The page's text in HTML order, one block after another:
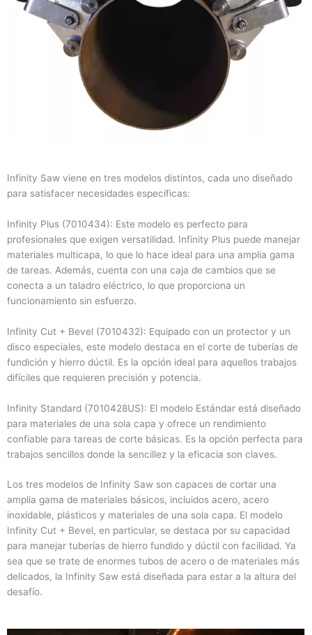
Infinity Saw viene en tres modelos distintos, cada uno diseñado
para satisfacer necesidades específicas:
Infinity Plus (7010434): Este modelo es perfecto para
profesionales que exigen versatilidad. Infinity Plus puede manejar
materiales multicapa, lo que lo hace ideal para una amplia gama
de tareas. Además, cuenta con una caja de cambios que se
conecta a un taladro eléctrico, lo que proporciona un
funcionamiento sin esfuerzo.
Infinity Cut + Bevel (7010432): Equipado con un protector y un
disco especiales, este modelo destaca en el corte de tuberías de
fundición y hierro dúctil. Es la opción ideal para aquellos trabajos
difíciles que requieren precisión y potencia.
Infinity Standard (7010428US): El modelo Estándar está diseñado
para materiales de una sola capa y ofrece un rendimiento
confiable para tareas de corte básicas. Es la opción perfecta para
trabajos sencillos donde la sencillez y la eficacia son claves.
Los tres modelos de Infinity Saw son capaces de cortar una
amplia gama de materiales básicos, incluidos acero, acero
inoxidable, plásticos y materiales de una sola capa. El modelo
Infinity Cut + Bevel, en particular, se destaca por su capacidad
para manejar tuberías de hierro fundido y dúctil con facilidad. Ya
sea que se trate de enormes tubos de acero o de materiales más
delicados, la Infinity Saw está diseñada para estar a la altura del
desafío.